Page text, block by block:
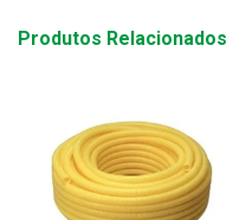
Produtos Relacionados